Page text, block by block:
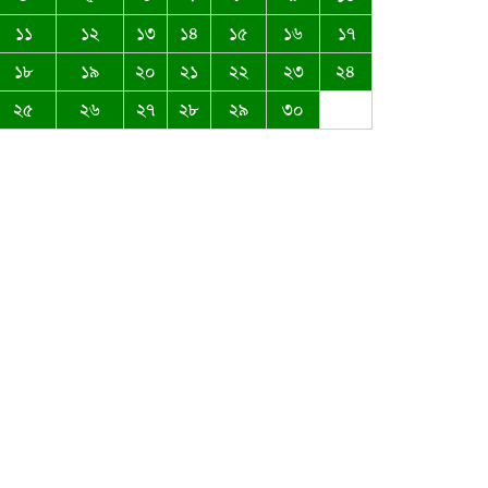
ঈদ-উল আজহার শুভেচ্ছা জানিয়েছেন
সৈয়দ মুস্তাক উদ্দিন আহমদ
১১
১২ ১৩ ১৪ ১৫ ১৬
১৭
১৮
১৯ ২০ ২১ ২২ ২৩
২৪
২৫
২৬ ২৭ ২৮ ২৯ ৩০